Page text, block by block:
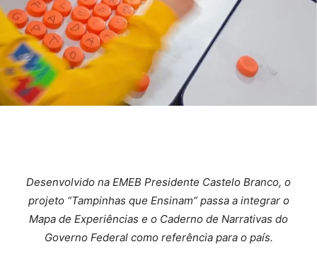
Desenvolvido na EMEB Presidente Castelo Branco, o
projeto “Tampinhas que Ensinam” passa a integrar o
Mapa de Experiências e o Caderno de Narrativas do
Governo Federal como referência para o país.